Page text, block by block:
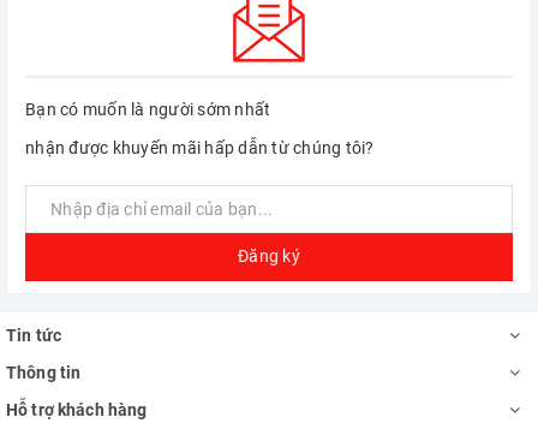
Bạn có muốn là người sớm nhất
nhận được khuyến mãi hấp dẫn từ chúng tôi?
Đăng ký
Tin tức
Thông tin
Hỗ trợ khách hàng